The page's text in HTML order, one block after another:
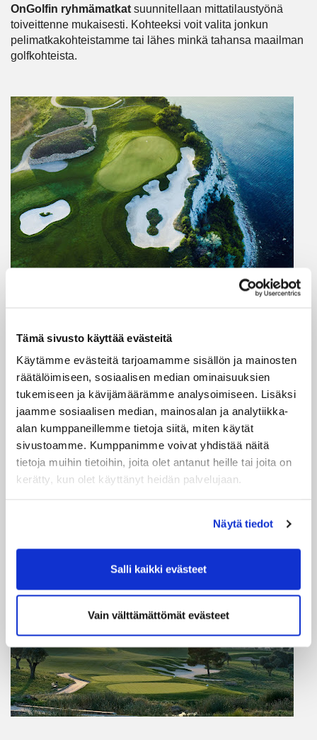
Tämä sivusto käyttää evästeitä
Käytämme evästeitä tarjoamamme sisällön ja mainosten
räätälöimiseen, sosiaalisen median ominaisuuksien
tukemiseen ja kävijämäärämme analysoimiseen. Lisäksi
jaamme sosiaalisen median, mainosalan ja analytiikka-
alan kumppaneillemme tietoja siitä, miten käytät
sivustoamme. Kumppanimme voivat yhdistää näitä
tietoja muihin tietoihin, joita olet antanut heille tai joita on
kerätty, kun olet käyttänyt heidän palvelujaan.
Näytä tiedot
Salli kaikki evästeet
Vain välttämättömät evästeet
OnGolfin ryhmämatkat suunnitellaan mittatilaustyönä
toiveittenne mukaisesti. Kohteeksi voit valita jonkun
pelimatkakohteistamme tai lähes minkä tahansa maailman
golfkohteista.